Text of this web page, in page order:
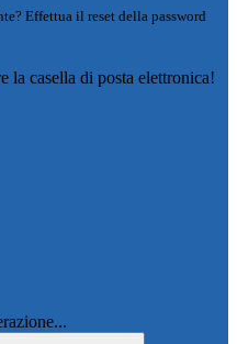
Effettua il reset della password
la casella di posta elettronica!